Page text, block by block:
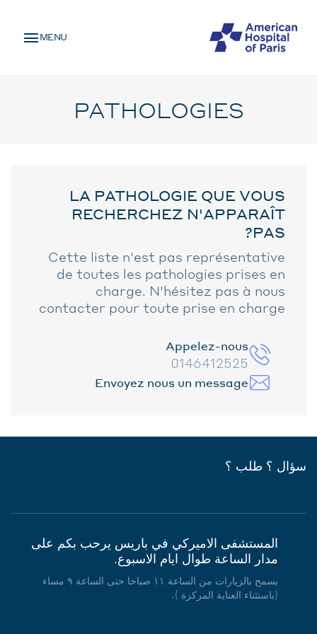
main
MENU
MOBILE
MENU
PATHOLOGIES
LA PATHOLOGIE QUE VOUS
RECHERCHEZ N'APPARAÎT
PAS?
Cette liste n'est pas représentative
de toutes les pathologies prises en
charge. N'hésitez pas à nous
contacter pour toute prise en charge
Appelez-nous
0146412525
Envoyez nous un message
سؤال ؟ طلب ؟
المستشفى الاميركي في باريس يرحب بكم على
مدار الساعة طوال ايام الاسبوع.
يسمح بالزيارات من الساعة ١١ صباحا حتى الساعة ٩ مساء
(باستثناء العناية المركزة ).